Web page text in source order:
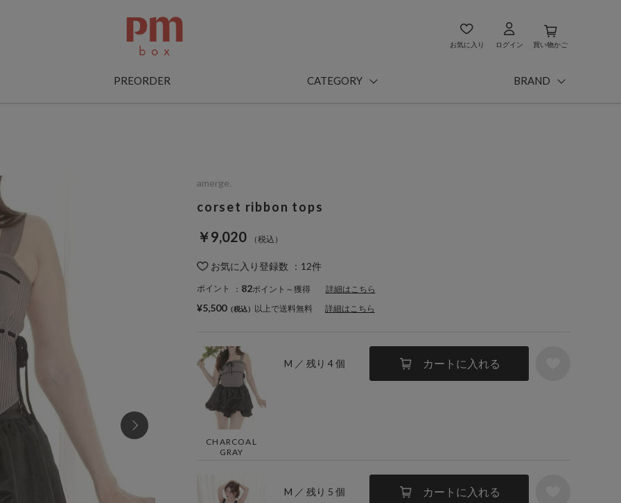
お気に入り ログイン 買い物かご
PREORDER CATEGORY BRAND
corset ribbon tops
￥9,020
お気に入り登録数 ： 12件
ポイント ： 82ポイント～獲得 詳細はこちら
CHARCOAL
GRAY
M ／ 残り 4 個 カートに入れる
M ／ 残り 5 個 カートに入れる
amerge.
¥5,500 以上で送料無料 詳細はこちら